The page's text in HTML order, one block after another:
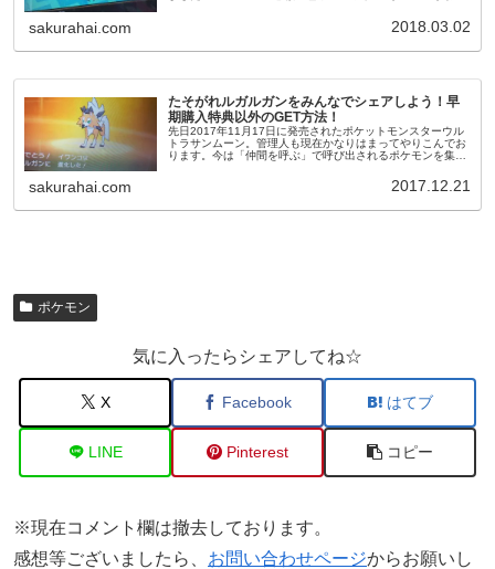
sakurahai.com 2018.03.02
たそがれルガルガンをみんなでシェアしよう！早
期購入特典以外のGET方法！
先日2017年11月17日に発売されたポケットモンスターウル
トラサンムーン。管理人も現在かなりはまってやりこんでお
ります。今は「仲間を呼ぶ」で呼び出されるポケモンを集中
sakurahai.com 2017.12.21
ポケモン
気に入ったらシェアしてね☆
X Facebook はてブ
LINE Pinterest コピー
※現在コメント欄は撤去しております。
感想等ございましたら、 お問い合わせページからお願いし